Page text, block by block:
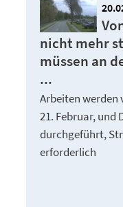
nicht mehr
müssen an
...
Arbeiten
21. Februar, und
durchgeführt,
erforderlich